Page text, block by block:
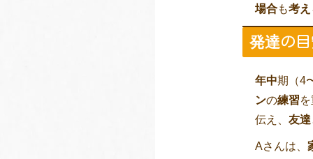
場合も考
発達の
年中期（4
ンの練習
伝え、 友達
Aさんは、